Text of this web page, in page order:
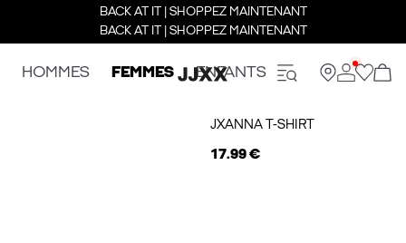
BACK AT IT | SHOPPEZ MAINTENANT
BACK AT IT | SHOPPEZ MAINTENANT
HOMMES FEMMES ENFANTS
JXANNA T-SHIRT
17.99 €